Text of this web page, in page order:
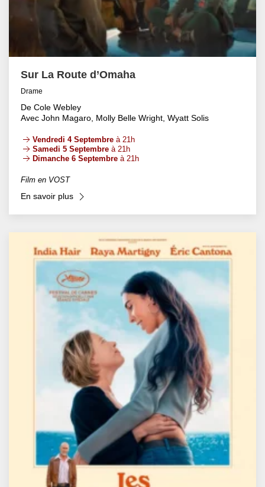
Sur La Route d’Omaha
Drame
De Cole Webley
Avec John Magaro, Molly Belle Wright, Wyatt Solis
Vendredi 4 Septembre à 21h
Samedi 5 Septembre à 21h
Dimanche 6 Septembre à 21h
Film en VOST
En savoir plus